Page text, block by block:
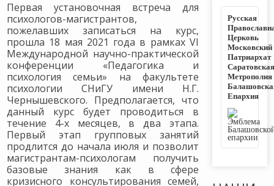
Первая установочная встреча для
психологов-магистрантов,
пожелавших записаться на курс,
прошла 18 мая 2021 года в рамках VI
Международной научно-практической
конференции «Педагогика и
психология семьи» на факультете
психологии СНиГУ имени Н.Г.
Чернышевского. Предполагается, что
данный курс будет проводиться в
течение 4-х месяцев, в два этапа.
Первый этап групповых занятий
продлится до начала июля и позволит
магистрантам-психологам получить
базовые знания как в сфере
кризисного консультирования семей,
Русская
Церковь
Московский
Патриархат
Саратовская
Метрополия
Епархия